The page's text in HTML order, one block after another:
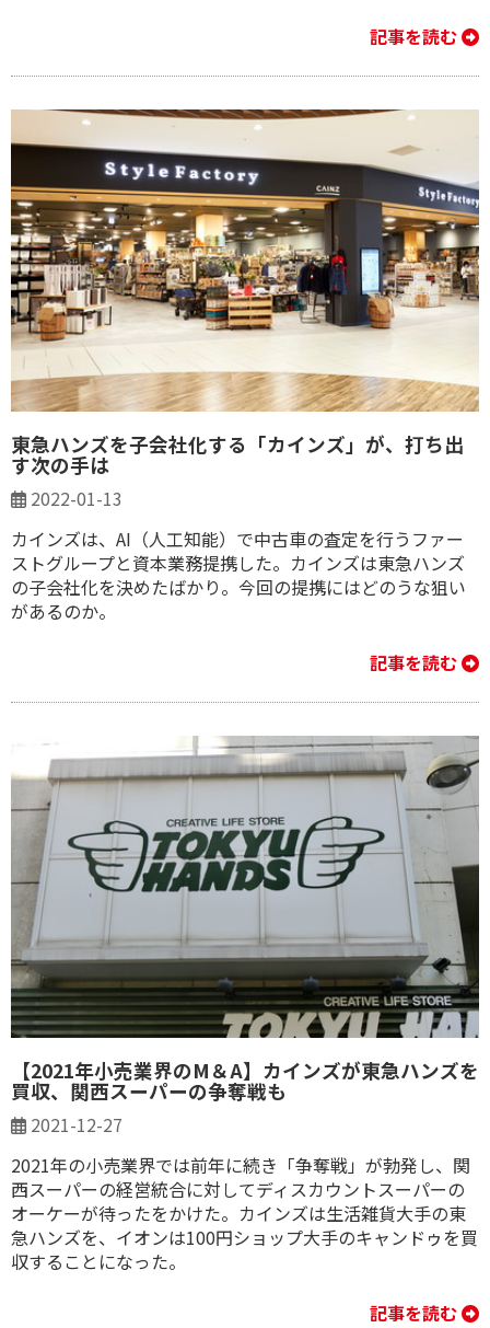
記事を読む
東急ハンズを子会社化する「カインズ」が、打ち出
す次の手は
2022-01-13
カインズは、AI（人工知能）で中古車の査定を行うファー
ストグループと資本業務提携した。カインズは東急ハンズ
の子会社化を決めたばかり。今回の提携にはどのうな狙い
があるのか。
記事を読む
【2021年小売業界のM＆A】カインズが東急ハンズを
買収、関西スーパーの争奪戦も
2021-12-27
2021年の小売業界では前年に続き「争奪戦」が勃発し、関
西スーパーの経営統合に対してディスカウントスーパーの
オーケーが待ったをかけた。カインズは生活雑貨大手の東
急ハンズを、イオンは100円ショップ大手のキャンドゥを買
収することになった。
記事を読む